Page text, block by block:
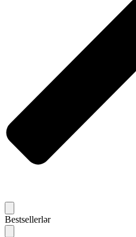
Bestsellerlər